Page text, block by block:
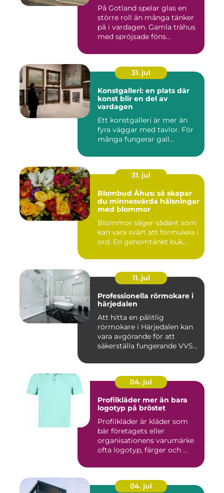
På Gotland spelar glas en
större roll än många tänker
på i vardagen. Gamla trähus
med spröjsade föns...
31. jul
Konstgalleri: en plats där
konst blir en del av
vardagen
Ett konstgalleri är mer än
fyra väggar med tavlor. För
många fungerar gall...
31. jul
Blombud Åhus: så skapar
du minnesvärda hälsningar
med blommor
Blommor säger sådant som
kan vara svårt att formulera i
ord. En genomtänkt buk...
11. jul
Professionella rörmokare i
härjedalen
Att hitta en pålitlig
rörmokare i Härjedalen kan
vara avgörande för att
säkerställa fungerande VVS-
04. jul
Profilkläder mer än bara
logotyp på bröstet
Profilkläder är kläder som
bär företagets eller
organisationens varumärke
ofta logotyp, färger och ...
04. jul